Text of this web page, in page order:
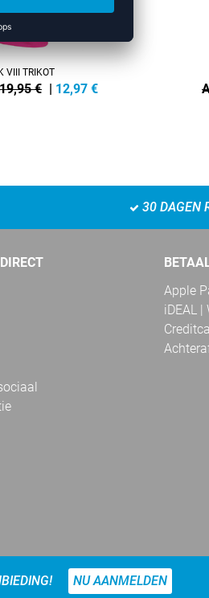
VIII TRIKOT
€ | 12,97 €
30 DAGEN
Apple
iDEAL |
NU AANMELDEN